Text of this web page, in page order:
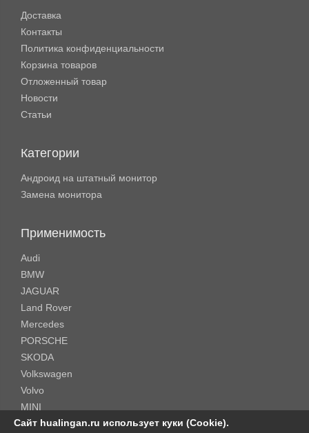
Доставка
Контакты
Политика конфиденциальности
Корзина товаров
Отложенный товар
Новости
Статьи
Категории
Андроид на штатный монитор
Замена монитора
Применимость
Audi
BMW
JAGUAR
Land Rover
Mercedes
PORSCHE
SKODA
Volkswagen
Volvo
MINI
Сайт hualingan.ru использует куки (Cookie).